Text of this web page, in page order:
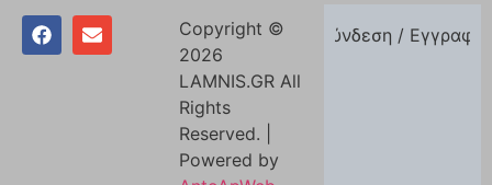
Copyright ©
2026
LAMNIS.GR All
Rights
Reserved. |
Powered by
Σύνδεση / Εγγραφή